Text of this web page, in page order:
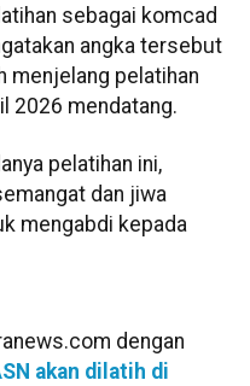
sebagai komcad
angka tersebut
menjelang pelatihan
2026 mendatang.
pelatihan ini,
dan jiwa
mengabdi kepada
dengan
akan dilatih di